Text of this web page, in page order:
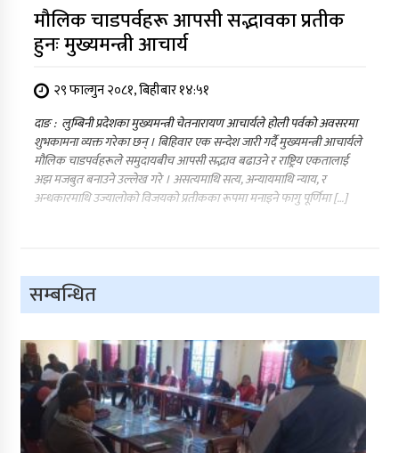
मौलिक चाडपर्वहरू आपसी सद्भावका प्रतीक
हुनः मुख्यमन्त्री आचार्य
२९ फाल्गुन २०८१, बिहीबार १४:५१
दाङ : लुम्बिनी प्रदेशका मुख्यमन्त्री चेतनारायण आचार्यले होली पर्वको अवसरमा
शुभकामना व्यक्त गरेका छन् । बिहिवार एक सन्देश जारी गर्दै मुख्यमन्त्री आचार्यले
मौलिक चाडपर्वहरूले समुदायबीच आपसी सद्भाव बढाउने र राष्ट्रिय एकतालाई
अझ मजबुत बनाउने उल्लेख गरे । असत्यमाथि सत्य, अन्यायमाथि न्याय, र
अन्धकारमाथि उज्यालोको विजयको प्रतीकका रूपमा मनाइने फागु पूर्णिमा […]
सम्बन्धित